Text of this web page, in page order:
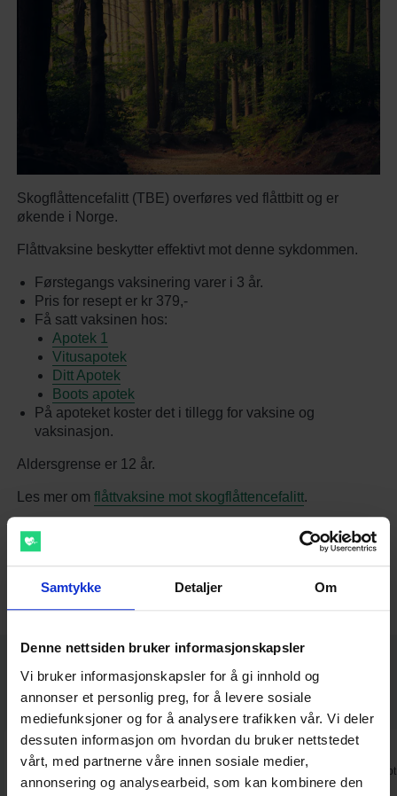
Samtykke Detaljer Om
Denne nettsiden bruker informasjonskapsler
Vi bruker informasjonskapsler for å gi innhold og
annonser et personlig preg, for å levere sosiale
mediefunksjoner og for å analysere trafikken vår. Vi deler
dessuten informasjon om hvordan du bruker nettstedet
vårt, med partnerne våre innen sosiale medier,
annonsering og analysearbeid, som kan kombinere den
Skogflåttencefalitt (TBE) overføres ved flåttbitt og er
økende i Norge.
Flåttvaksine beskytter effektivt mot denne sykdommen.
Førstegangs vaksinering varer i 3 år.
Pris for resept er kr 379,-
Få satt vaksinen hos:
Apotek 1
Vitusapotek
Ditt Apotek
Boots apotek
På apoteket koster det i tillegg for vaksine og
vaksinasjon.
Aldersgrense er 12 år.
Les mer om flåttvaksine mot skogflåttencefalitt.
Siden 2014 har flere tusen pasienter
gitt oss 5/5 ⭐️
Fin og oversiktlig nettside, lett å
sende inn forespørsel, raskt svar
Fantastisk. Gikk raskt å få